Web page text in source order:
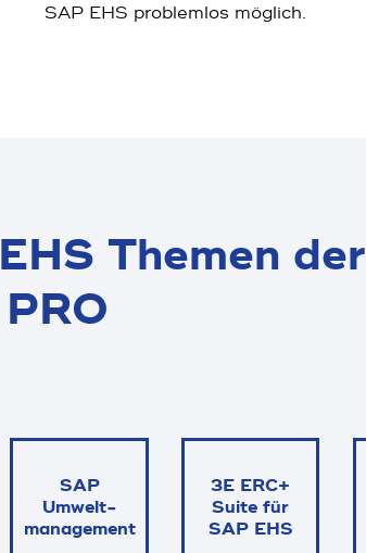
SAP EHS problemlos möglich.
Themen der
SAP
Umwelt­
manage­ment
3E ERC+
Suite für
SAP EHS